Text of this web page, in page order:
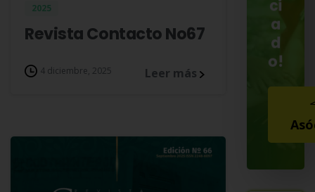
2025
Revista Contacto No67
4 diciembre, 2025 Leer más
ci
a
d
o!